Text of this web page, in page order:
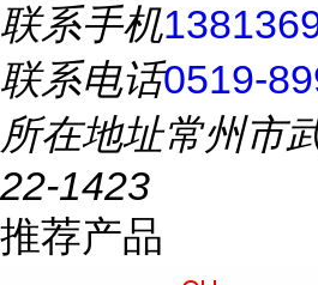
联系手机
联系电话0519-
所在地址常州市
22-1423
推荐产品